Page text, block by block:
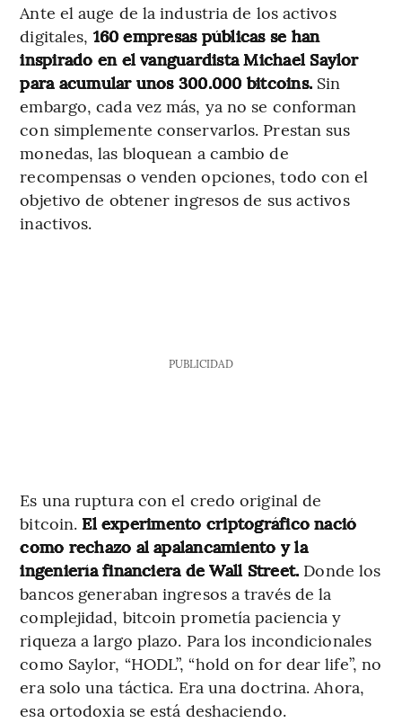
Ante el auge de la industria de los activos
digitales, 160 empresas públicas se han
inspirado en el vanguardista Michael Saylor
para acumular unos 300.000 bitcoins. Sin
embargo, cada vez más, ya no se conforman
con simplemente conservarlos. Prestan sus
monedas, las bloquean a cambio de
recompensas o venden opciones, todo con el
objetivo de obtener ingresos de sus activos
inactivos.
PUBLICIDAD
Es una ruptura con el credo original de
bitcoin. El experimento criptográfico nació
como rechazo al apalancamiento y la
ingeniería financiera de Wall Street. Donde los
bancos generaban ingresos a través de la
complejidad, bitcoin prometía paciencia y
riqueza a largo plazo. Para los incondicionales
como Saylor, “HODL”, “hold on for dear life”, no
era solo una táctica. Era una doctrina. Ahora,
esa ortodoxia se está deshaciendo.